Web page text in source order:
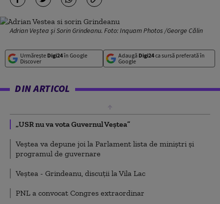
Adrian Veștea și Sorin Grindeanu. Foto: Inquam Photos /George Călin
Urmărește Digi24în Google
Discover
Adaugă Digi24ca sursă preferată în
Google
DIN ARTICOL
„USR nu va vota Guvernul Veștea”
Veștea va depune joi la Parlament lista de miniștri și
programul de guvernare
Veștea - Grindeanu, discuții la Vila Lac
PNL a convocat Congres extraordinar